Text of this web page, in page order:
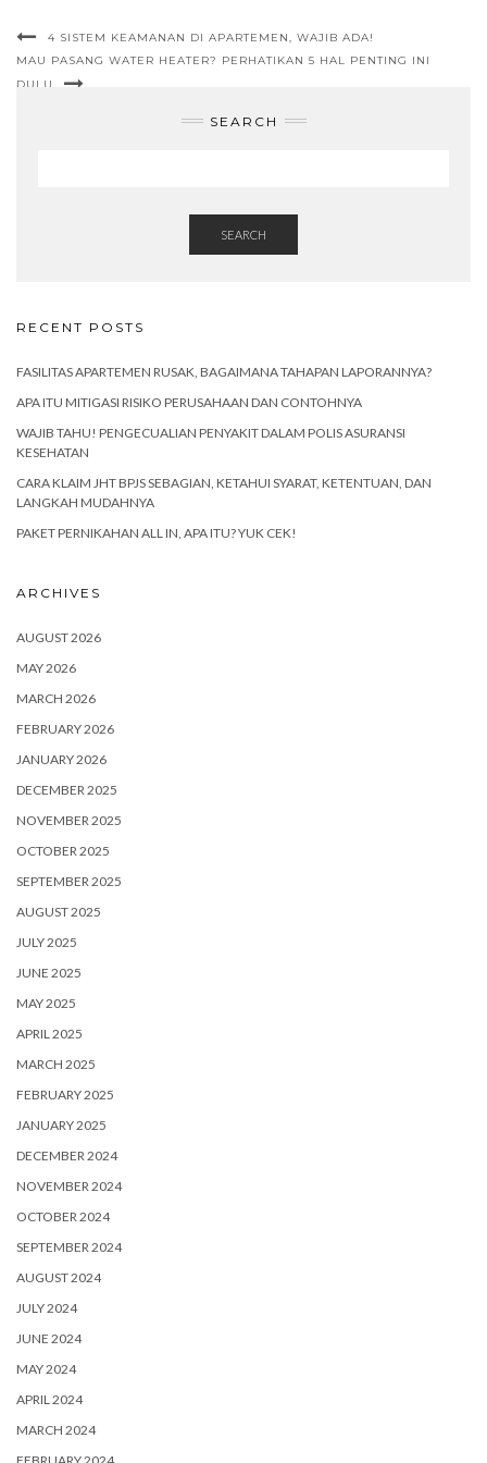
4 SISTEM KEAMANAN DI APARTEMEN, WAJIB ADA!
MAU PASANG WATER HEATER? PERHATIKAN 5 HAL PENTING INI
DULU
SEARCH
SEARCH
RECENT POSTS
FASILITAS APARTEMEN RUSAK, BAGAIMANA TAHAPAN LAPORANNYA?
APA ITU MITIGASI RISIKO PERUSAHAAN DAN CONTOHNYA
WAJIB TAHU! PENGECUALIAN PENYAKIT DALAM POLIS ASURANSI
KESEHATAN
CARA KLAIM JHT BPJS SEBAGIAN, KETAHUI SYARAT, KETENTUAN, DAN
LANGKAH MUDAHNYA
PAKET PERNIKAHAN ALL IN, APA ITU? YUK CEK!
ARCHIVES
AUGUST 2026
MAY 2026
MARCH 2026
FEBRUARY 2026
JANUARY 2026
DECEMBER 2025
NOVEMBER 2025
OCTOBER 2025
SEPTEMBER 2025
AUGUST 2025
JULY 2025
JUNE 2025
MAY 2025
APRIL 2025
MARCH 2025
FEBRUARY 2025
JANUARY 2025
DECEMBER 2024
NOVEMBER 2024
OCTOBER 2024
SEPTEMBER 2024
AUGUST 2024
JULY 2024
JUNE 2024
MAY 2024
APRIL 2024
MARCH 2024